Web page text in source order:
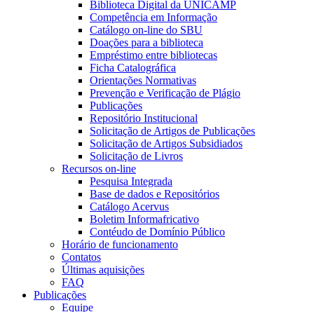
Biblioteca Digital da UNICAMP
Competência em Informação
Catálogo on-line do SBU
Doações para a biblioteca
Empréstimo entre bibliotecas
Ficha Catalográfica
Orientações Normativas
Prevenção e Verificação de Plágio
Publicações
Repositório Institucional
Solicitação de Artigos de Publicações
Solicitação de Artigos Subsidiados
Solicitação de Livros
Recursos on-line
Pesquisa Integrada
Base de dados e Repositórios
Catálogo Acervus
Boletim Informafricativo
Contéudo de Domínio Público
Horário de funcionamento
Contatos
Últimas aquisições
FAQ
Publicações
Equipe